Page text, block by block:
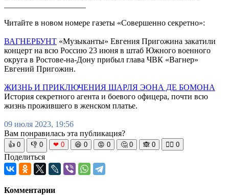
Читайте в новом номере газеты «Совершенно секретно»:
ВАГНЕРБУНТ «Музыканты» Евгения Пригожина закатили
концерт на всю Россию 23 июня в штаб Южного военного
округа в Ростове-на-Дону прибыл глава ЧВК «Вагнер»
Евгений Пригожин.
ЖИЗНЬ И ПРИКЛЮЧЕНИЯ ШАРЛЯ ЭОНА ДЕ БОМОНА
История секретного агента и боевого офицера, почти всю
жизнь прожившего в женском платье.
09 июля 2023, 19:56
Вам понравилась эта публикация?
👍 0 👎 0 ❤ 0 😆 0 😡 0 🤔 0 🙈 0 🧘‍♀️ 0
Поделиться
Комментарии